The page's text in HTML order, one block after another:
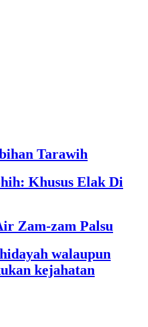
Tarawih
Khusus Elak Di
Zam-zam Palsu
walaupun
kejahatan